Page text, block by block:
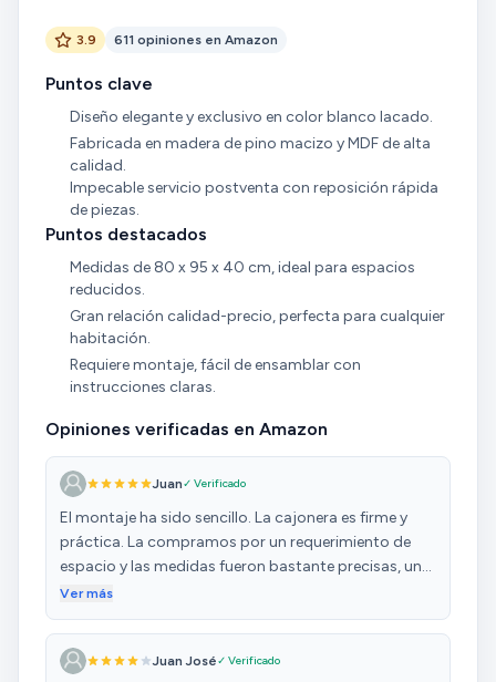
3.9 611 opiniones en Amazon
Puntos clave
Diseño elegante y exclusivo en color blanco lacado.
Fabricada en madera de pino macizo y MDF de alta
calidad.
Impecable servicio postventa con reposición rápida
de piezas.
Puntos destacados
Medidas de 80 x 95 x 40 cm, ideal para espacios
reducidos.
Gran relación calidad-precio, perfecta para cualquier
habitación.
Requiere montaje, fácil de ensamblar con
instrucciones claras.
Opiniones verificadas en Amazon
Juan✓ Verificado
El montaje ha sido sencillo. La cajonera es firme y
práctica. La compramos por un requerimiento de
espacio y las medidas fueron bastante precisas, una
vez armada el largo es de 95 centímetros. Es
almacenamiento. Sin embargo se nota que es un
mueble barato, ya que es bastante sencillo.
Ver más
Juan José✓ Verificado